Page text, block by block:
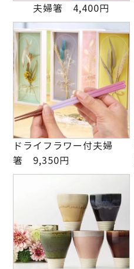
夫婦箸 4,400円
ドライフラワー付夫婦
箸 9,350円